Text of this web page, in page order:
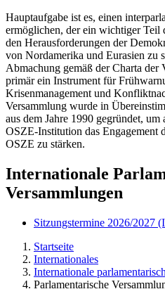
Hauptaufgabe ist es, einen
ermöglichen, der ein wichtiger Teil
den Herausforderungen der
von Nordamerika und Eurasien zu
Abmachung gemäß der Charta
primär ein Instrument für
Krisenmanagement und
Versammlung wurde in
aus dem Jahre 1990 gegründet, um
OSZE-Institution das Engagement
OSZE zu stärken.
Internationale
Versammlungen
Sitzungstermine 2026/2027
Startseite
Internationales
Internationale
Parlamentarische